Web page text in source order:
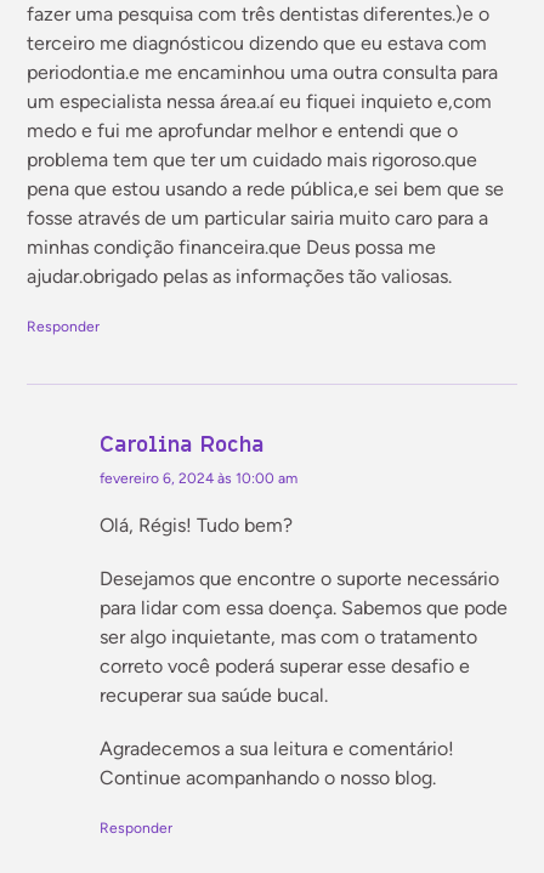
fazer uma pesquisa com três dentistas diferentes.)e o
terceiro me diagnósticou dizendo que eu estava com
periodontia.e me encaminhou uma outra consulta para
um especialista nessa área.aí eu fiquei inquieto e,com
medo e fui me aprofundar melhor e entendi que o
problema tem que ter um cuidado mais rigoroso.que
pena que estou usando a rede pública,e sei bem que se
fosse através de um particular sairia muito caro para a
minhas condição financeira.que Deus possa me
ajudar.obrigado pelas as informações tão valiosas.
Responder
Carolina Rocha
fevereiro 6, 2024 às 10:00 am
Olá, Régis! Tudo bem?
Desejamos que encontre o suporte necessário
para lidar com essa doença. Sabemos que pode
ser algo inquietante, mas com o tratamento
correto você poderá superar esse desafio e
recuperar sua saúde bucal.
Agradecemos a sua leitura e comentário!
Continue acompanhando o nosso blog.
Responder